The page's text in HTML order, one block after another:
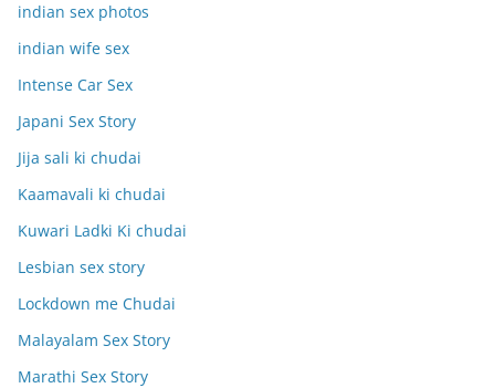
indian sex photos
indian wife sex
Intense Car Sex
Japani Sex Story
Jija sali ki chudai
Kaamavali ki chudai
Kuwari Ladki Ki chudai
Lesbian sex story
Lockdown me Chudai
Malayalam Sex Story
Marathi Sex Story